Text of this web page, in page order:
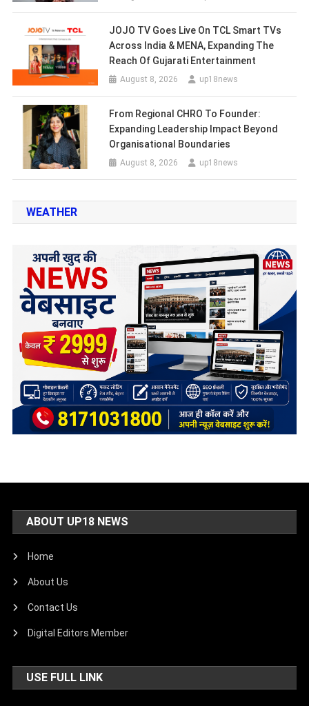
JOJO TV Goes Live On TCL Smart TVs
Across India & MENA, Expanding The
Reach Of Gujarati Entertainment
August 8, 2026 up18news
From Regional CHRO To Founder:
Expanding Leadership Impact Beyond
Organisational Boundaries
August 8, 2026 up18news
WEATHER
ABOUT UP18 NEWS
Home
About Us
Contact Us
Digital Editors Member
USE FULL LINK